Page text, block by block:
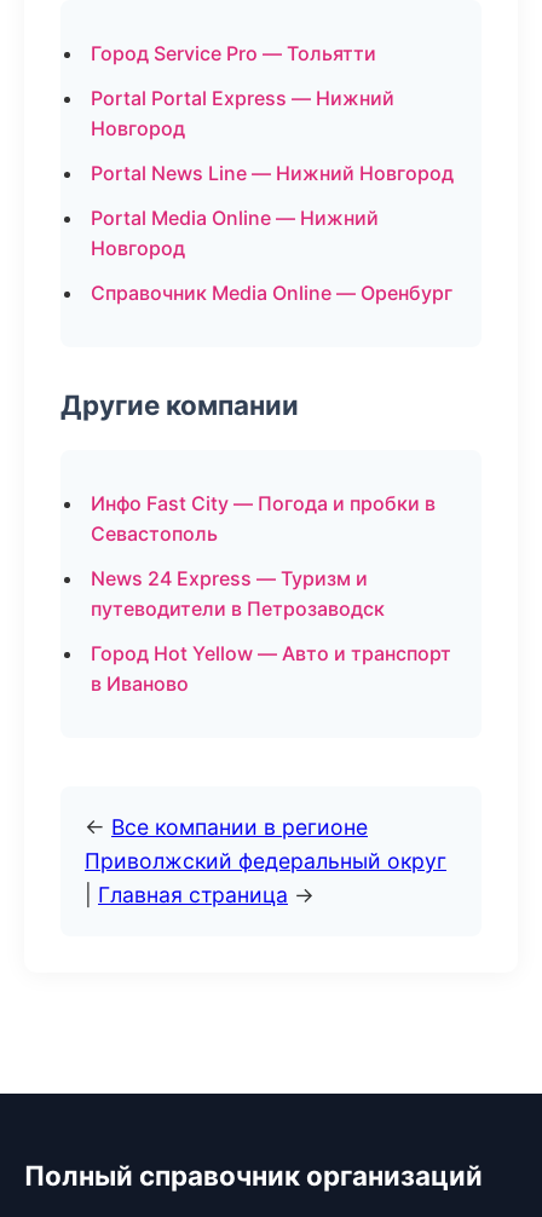
Город Service Pro — Тольятти
Portal Portal Express — Нижний
Новгород
Portal News Line — Нижний Новгород
Portal Media Online — Нижний
Новгород
Справочник Media Online — Оренбург
Другие компании
Инфо Fast City — Погода и пробки в
Севастополь
News 24 Express — Туризм и
путеводители в Петрозаводск
Город Hot Yellow — Авто и транспорт
в Иваново
← Все компании в регионе
Приволжский федеральный округ
Главная страница →
Полный справочник организаций